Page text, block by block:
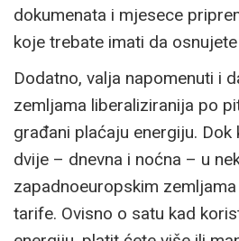
dokumenata i mjesece
koje trebate imati da
Dodatno, valja napomenuti i
zemljama liberaliziranija po
građani plaćaju energiju.
dvije – dnevna i noćna – u
zapadnoeuropskim
tarife. Ovisno o satu kad